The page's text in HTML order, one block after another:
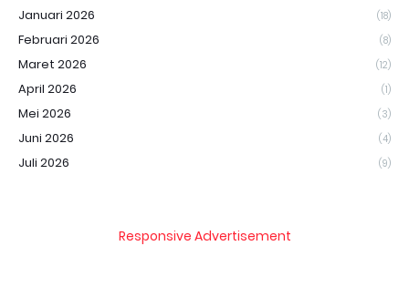
Januari 2026 (18)
Februari 2026 (8)
Maret 2026 (12)
April 2026 (1)
Mei 2026 (3)
Juni 2026 (4)
Juli 2026 (9)
Responsive Advertisement